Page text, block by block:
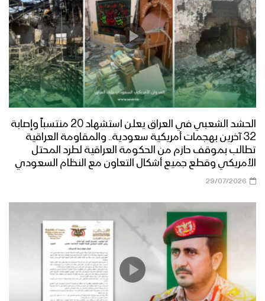
الحشد الشعبي في العراق يعلن استشهاد 20 منتسباً وإصابة
32 آخرين بهجمات أمريكية سعودية.. والمقاومة العراقية
تطالب بموقف حازم من الحكومة العراقية لطرد المحتل
الأمريكي وقطع جميع أشكال التعاون مع النظام السعودي
29/07/2026